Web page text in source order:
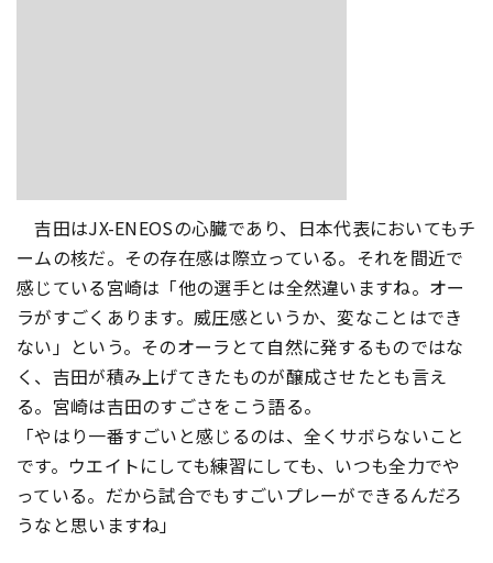
吉田はJX-ENEOSの心臓であり、日本代表においてもチ
ームの核だ。その存在感は際立っている。それを間近で
感じている宮崎は「他の選手とは全然違いますね。オー
ラがすごくあります。威圧感というか、変なことはでき
ない」という。そのオーラとて自然に発するものではな
く、吉田が積み上げてきたものが醸成させたとも言え
る。宮崎は吉田のすごさをこう語る。
「やはり一番すごいと感じるのは、全くサボらないこと
です。ウエイトにしても練習にしても、いつも全力でや
っている。だから試合でもすごいプレーができるんだろ
うなと思いますね」